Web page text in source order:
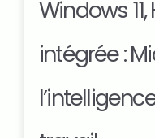
Windows
intégrée :